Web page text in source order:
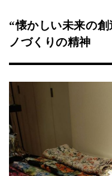
“懐かしい未来の
ノづくりの精神